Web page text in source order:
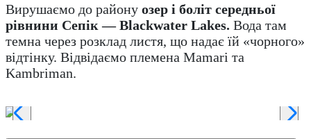
Вирушаємо до району озер і боліт середньої
рівнини Сепік — Blackwater Lakes. Вода там
темна через розклад листя, що надає їй «чорного»
відтінку. Відвідаємо племена Mamari та
Kambriman.